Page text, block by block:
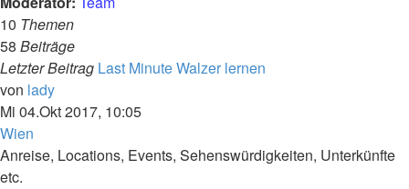
10 Themen
58 Beiträge
Letzter Beitrag Last Minute Walzer lernen
von ladyNeuester
Beitrag
Mi 04.Okt 2017, 10:05
Wien
Anreise, Locations, Events, Sehenswürdigkeiten, Unterkünfte
etc.